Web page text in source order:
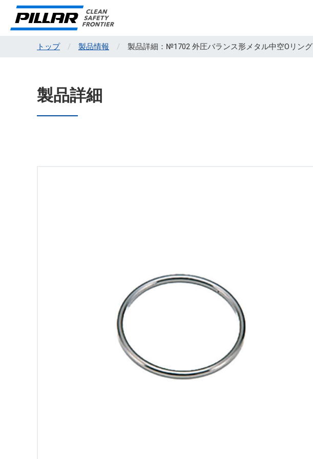
トップ 製品情報 製品詳細：№1702 外圧バランス形メタル中空Oリング
製品詳細